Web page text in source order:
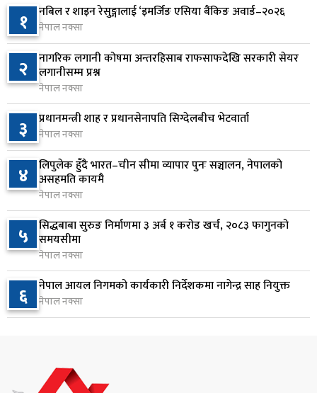
६
ढल्केबर ट्रमा सेन्टर माग्दै सांसद यादवको संसद्‌मा मौन
विरोध
२ दिन अघि
७
कोइराला निवास मर्मतका लागि छुट्याइएको २ करोड
बजेट शेखरद्धारा लिन अस्वीकार
२ दिन अघि
८
रूकुम पश्चिममा प्रहरीको गाडीले मोटरसाइकललाई
ठक्कर दिँदा किशोरको मृत्यु
२ दिन अघि
९
प्रतिनिधिसभा बैठक बस्दै , पाँच विधेयक र प्रतिवेदन
प्रस्तुत हुने
१०
आज बस्ने भनिएको राष्ट्रिय सभाको बैठक बुधबारका लागि
सर्‍यो
१ नबिल र शाइन रेसुङ्गालाई ‘इमर्जिङ एसिया बैंकिङ अवार्ड–२०२६
नेपाल नक्सा
२ नागरिक लगानी कोषमा अन्तरहिसाब राफसाफदेखि सरकारी सेयर
लगानीसम्म प्रश्न
नेपाल नक्सा
३ प्रधानमन्त्री शाह र प्रधानसेनापति सिग्देलबीच भेटवार्ता
नेपाल नक्सा
४ लिपुलेक हुँदै भारत–चीन सीमा व्यापार पुनः सञ्चालन, नेपालको
असहमति कायमै
नेपाल नक्सा
५ सिद्धबाबा सुरुङ निर्माणमा ३ अर्ब १ करोड खर्च, २०८३ फागुनको
समयसीमा
नेपाल नक्सा
६ नेपाल आयल निगमको कार्यकारी निर्देशकमा नागेन्द्र साह नियुक्त
नेपाल नक्सा